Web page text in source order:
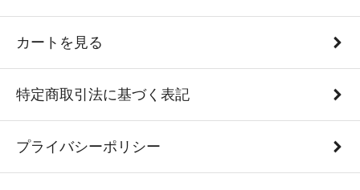
カートを見る
特定商取引法に基づく表記
プライバシーポリシー